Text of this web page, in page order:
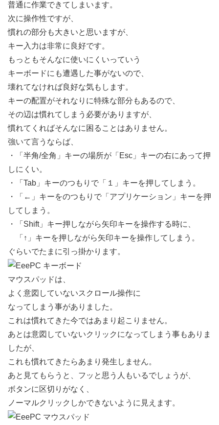
普通に作業できてしまいます。
次に操作性ですが、
慣れの部分も大きいと思いますが、
キー入力は非常に良好です。
もっともそんなに使いにくいっていう
キーボードにも遭遇した事がないので、
壊れてなければ良好な気もします。
キーの配置がそれなりに特殊な部分もあるので、
その辺は慣れてしまう必要がありますが、
慣れてくればそんなに困ることはありません。
強いて言うならば、
・「半角/全角」キーの場所が「Esc」キーの右にあって押
しにくい。
・「Tab」キーのつもりで「１」キーを押してしまう。
・「←」キーをのつもりで「アプリケーション」キーを押
してしまう。
・「Shift」キー押しながら矢印キーを操作する時に、
「↑」キーを押しながら矢印キーを操作してしまう。
ぐらいでたまに引っ掛かります。
マウスパッドは、
よく意図していないスクロール操作に
なってしまう事がありました。
これは慣れてきた今ではあまり起こりません。
あとは意図していないクリックになってしまう事もありま
したが、
これも慣れてきたらあまり発生しません。
あと見てもらうと、フッと思う人もいるでしょうが、
ボタンに区切りがなく、
ノーマルクリックしかできないように見えます。